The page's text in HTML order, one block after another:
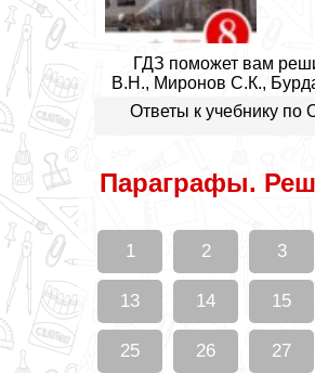
ГДЗ поможет вам
В.Н., Миронов С.К.,
Ответы к учебнику по
Параграфы.
1 2 3
13 14 15
25 26 27